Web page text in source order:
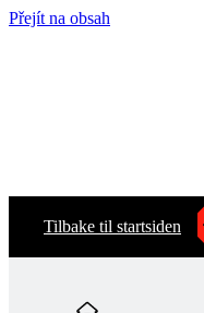
Přejít na obsah
Tilbake til startsiden